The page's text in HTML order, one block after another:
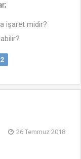
işaret midir?
2
26 Temmuz 2018